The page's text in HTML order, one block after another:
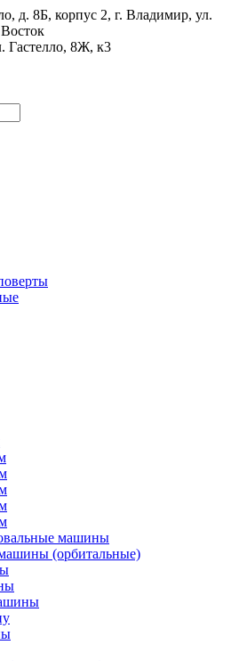
д. 8Б, корпус 2, г. Владимир, ул.
Гастелло, 8Ж, к3
машины
(орбитальные)